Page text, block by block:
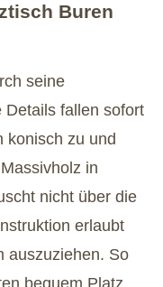
Buren
seine
Details fallen sofort
konisch zu und
in
nicht über die
erlaubt
auszuziehen. So
bequem Platz.